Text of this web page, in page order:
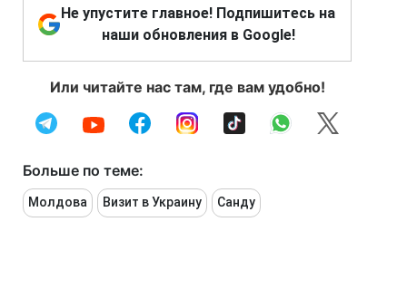
Не упустите главное! Подпишитесь на
наши обновления в Google!
Или читайте нас там, где вам удобно!
Больше по теме:
Молдова Визит в Украину Санду